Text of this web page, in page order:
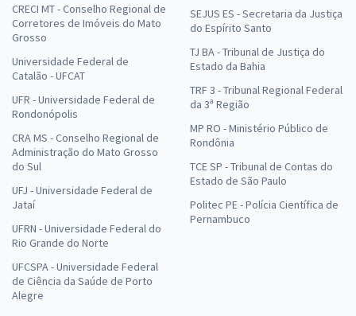
CRECI MT - Conselho Regional de
Corretores de Imóveis do Mato
Grosso
Universidade Federal de
Catalão - UFCAT
UFR - Universidade Federal de
Rondonópolis
CRA MS - Conselho Regional de
Administração do Mato Grosso
do Sul
UFJ - Universidade Federal de
Jataí
UFRN - Universidade Federal do
Rio Grande do Norte
UFCSPA - Universidade Federal
de Ciência da Saúde de Porto
Alegre
SEJUS ES - Secretaria da Justiça
do Espírito Santo
TJ BA - Tribunal de Justiça do
Estado da Bahia
TRF 3 - Tribunal Regional Federal
da 3ª Região
MP RO - Ministério Público de
Rondônia
TCE SP - Tribunal de Contas do
Estado de São Paulo
Politec PE - Polícia Científica de
Pernambuco